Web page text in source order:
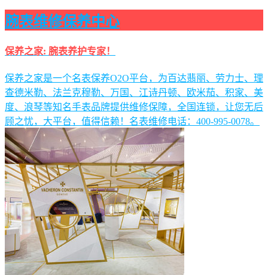
腕表维修保养中心
保养之家: 腕表养护专家！
保养之家是一个名表保养O2O平台，为百达翡丽、劳力士、理
查德米勒、法兰克穆勒、万国、江诗丹顿、欧米茄、积家、美
度、浪琴等知名手表品牌提供维修保障，全国连锁，让您无后
顾之忧，大平台，值得信赖！名表维修电话：400-995-0078。